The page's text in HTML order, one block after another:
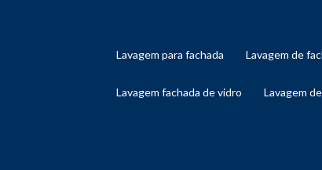
lavagem para fachada lavagem de
lavagem fachada de vidro lavagem